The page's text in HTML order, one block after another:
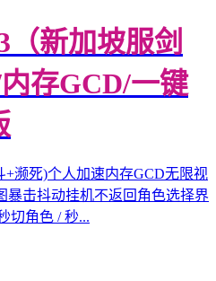
（新加坡服剑
存GCD/一键
濒死)个人加速内存GCD无限视
暴击抖动挂机不返回角色选择界
切角色 / 秒...